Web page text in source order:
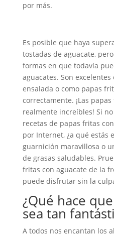
por más.
Es posible que haya
tostadas de aguacate,
formas en que todavía
aguacates. Son
ensalada o como papas
correctamente. ¡Las
realmente increíbles! Si
recetas de papas fritas
por Internet, ¿a qué estás
guarnición maravillosa o
de grasas saludables.
fritas con aguacate de la
puede disfrutar sin la
¿Qué hace
sea tan
A todos nos encantan los